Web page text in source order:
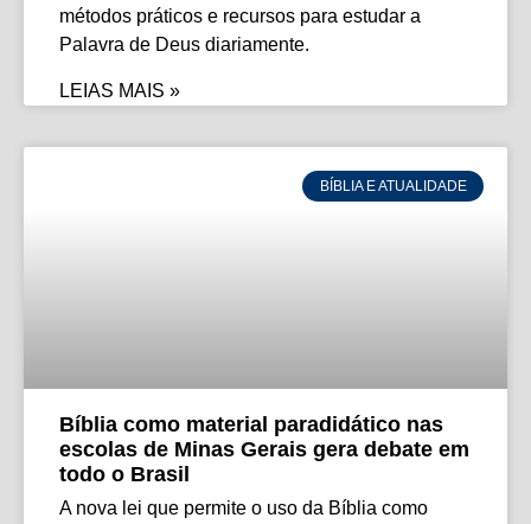
métodos práticos e recursos para estudar a
Palavra de Deus diariamente.
LEIAS MAIS »
BÍBLIA E ATUALIDADE
Bíblia como material paradidático nas
escolas de Minas Gerais gera debate em
todo o Brasil
A nova lei que permite o uso da Bíblia como